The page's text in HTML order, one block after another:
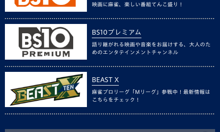
映画に麻雀、楽しい番組てんこ盛り！
BS10プレミアム
語り継がれる映画や音楽をお届けする、大人のた
めのエンタテインメントチャンネル
BEAST X
麻雀プロリーグ「Mリーグ」参戦中！最新情報は
こちらをチェック！